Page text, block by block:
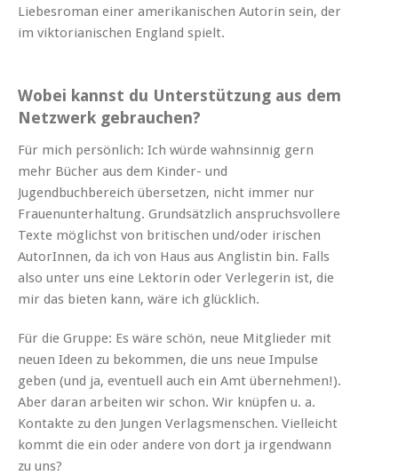
Liebesroman einer amerikanischen Autorin sein, der
im viktorianischen England spielt.
Wobei kannst du Unterstützung aus dem
Netzwerk gebrauchen?
Für mich persönlich: Ich würde wahnsinnig gern
mehr Bücher aus dem Kinder- und
Jugendbuchbereich übersetzen, nicht immer nur
Frauenunterhaltung. Grundsätzlich anspruchsvollere
Texte möglichst von britischen und/oder irischen
AutorInnen, da ich von Haus aus Anglistin bin. Falls
also unter uns eine Lektorin oder Verlegerin ist, die
mir das bieten kann, wäre ich glücklich.
Für die Gruppe: Es wäre schön, neue Mitglieder mit
neuen Ideen zu bekommen, die uns neue Impulse
geben (und ja, eventuell auch ein Amt übernehmen!).
Aber daran arbeiten wir schon. Wir knüpfen u. a.
Kontakte zu den Jungen Verlagsmenschen. Vielleicht
kommt die ein oder andere von dort ja irgendwann
zu uns?